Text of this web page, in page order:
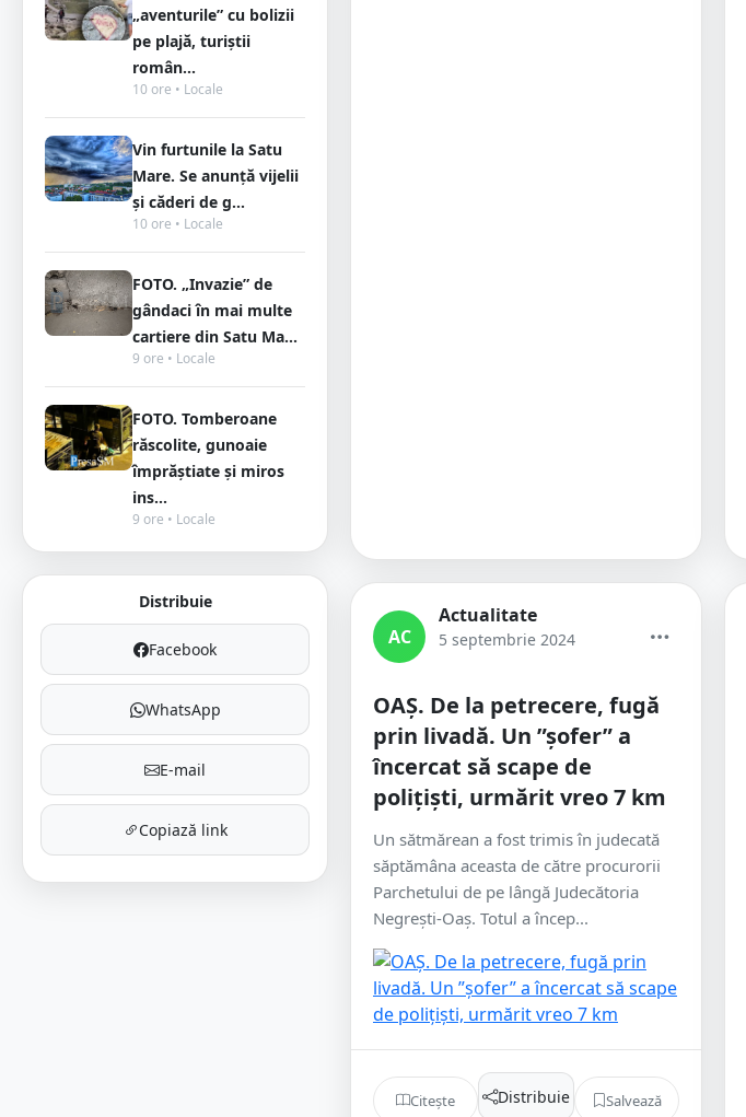
„aventurile” cu bolizii
pe plajă, turiștii
român...
10 ore • Locale
Vin furtunile la Satu
Mare. Se anunță vijelii
și căderi de g...
10 ore • Locale
FOTO. „Invazie” de
gândaci în mai multe
cartiere din Satu Ma...
9 ore • Locale
FOTO. Tomberoane
răscolite, gunoaie
împrăștiate și miros
ins...
9 ore • Locale
Distribuie
Facebook
WhatsApp
E-mail
Copiază link
AC
Actualitate
5 septembrie 2024
OAȘ. De la petrecere, fugă
prin livadă. Un ”șofer” a
încercat să scape de
polițiști, urmărit vreo 7 km
Un sătmărean a fost trimis în judecată
săptămâna aceasta de către procurorii
Parchetului de pe lângă Judecătoria
Negrești-Oaș. Totul a încep...
Citește Distribuie Salvează